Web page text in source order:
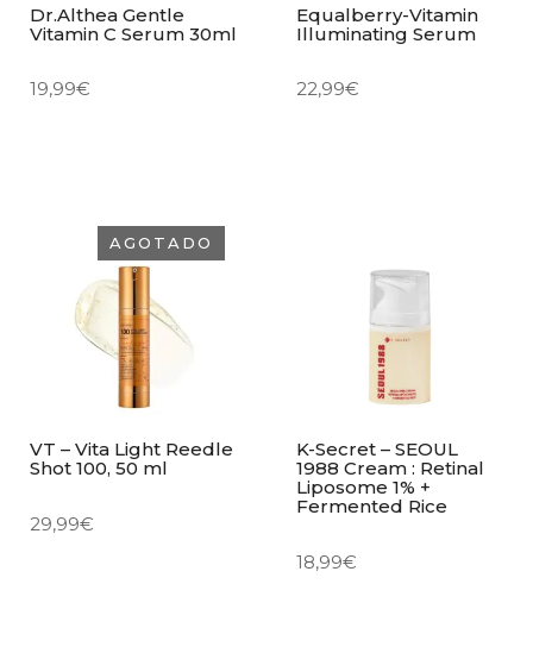
Dr.Althea Gentle
Vitamin C Serum 30ml
19,99€
Equalberry-Vitamin
Illuminating Serum
22,99€
AGOTADO
VT – Vita Light Reedle
Shot 100, 50 ml
29,99€
K-Secret – SEOUL
1988 Cream : Retinal
Liposome 1% +
Fermented Rice
18,99€